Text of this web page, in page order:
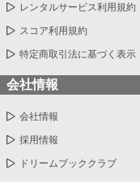
レンタルサービス利用規約
スコア利用規約
特定商取引法に基づく表示
会社情報
会社情報
採用情報
ドリームブッククラブ